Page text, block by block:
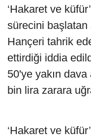
‘Hakaret ve
sürecini başlatan
Hançeri tahrik
ettirdiği iddia
50'ye yakın
bin lira zarara
‘Hakaret ve